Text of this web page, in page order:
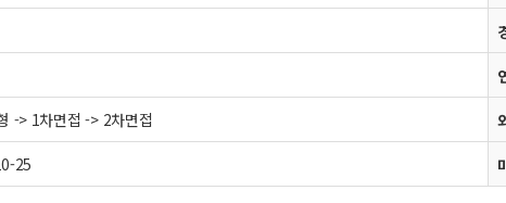
-> 1차면접 -> 2차면접
25